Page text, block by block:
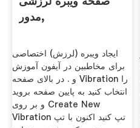
مدور,
ایجاد ویبره (لرزش) اختصاصی
برای مخاطبین در آیفون آموزش
و . در بالای صفحه Vibration را
انتخاب کنید به پایین صفحه بروید
و بر روی Create New
Vibration تپ کنید اکنون با تپ